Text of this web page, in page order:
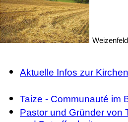
Aktuelle Infos zur
Taize - Communauté im
Pastor und Gründer von